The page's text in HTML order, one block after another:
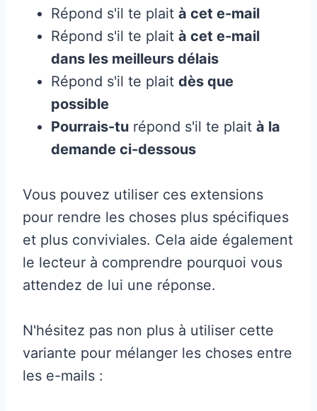
Répond s'il te plait à cet e-mail
Répond s'il te plait à cet e-mail
dans les meilleurs délais
Répond s'il te plait dès que
possible
Pourrais-tu répond s'il te plait à la
demande ci-dessous
Vous pouvez utiliser ces extensions
pour rendre les choses plus spécifiques
et plus conviviales. Cela aide également
le lecteur à comprendre pourquoi vous
attendez de lui une réponse.
N'hésitez pas non plus à utiliser cette
variante pour mélanger les choses entre
les e-mails :